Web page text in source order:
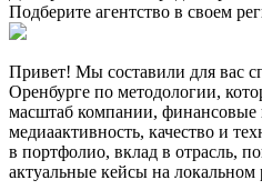
Подберите агентство в своем
Привет! Мы составили для вас
Оренбурге по методологии,
масштаб компании, финансовые
медиаактивность, качество и
в портфолио, вклад в отрасль,
актуальные кейсы на локальном